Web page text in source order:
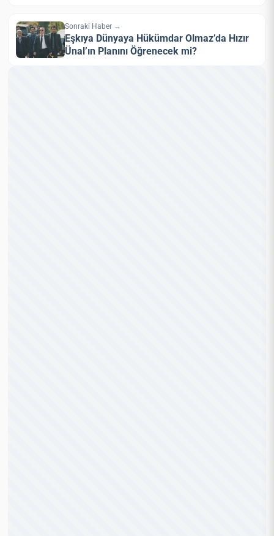
Sonraki Haber →
Eşkıya Dünyaya Hükümdar Olmaz’da Hızır
Ünal’ın Planını Öğrenecek mi?